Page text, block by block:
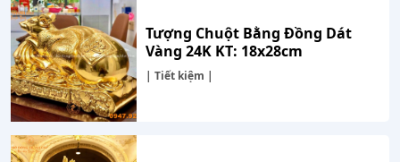
Tượng Chuột Bằng Đồng Dát
Vàng 24K KT: 18x28cm
| Tiết kiệm |